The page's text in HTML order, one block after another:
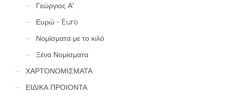
Γεώργιος Α'
Ευρώ - Euro
Νομίσματα με το κιλό
Ξένα Νομίσματα
ΧΑΡΤΟΝΟΜΙΣΜΑΤΑ
ΕΙΔΙΚΑ ΠΡΟΙΟΝΤΑ